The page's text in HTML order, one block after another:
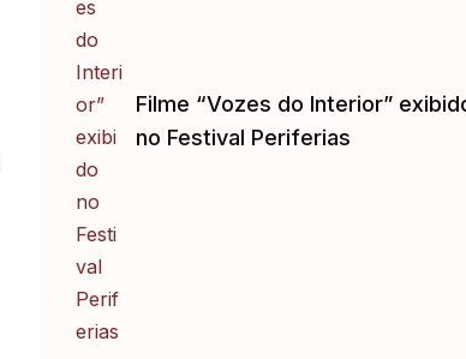
Filme “Vozes do Interior”
no Festival Periferias